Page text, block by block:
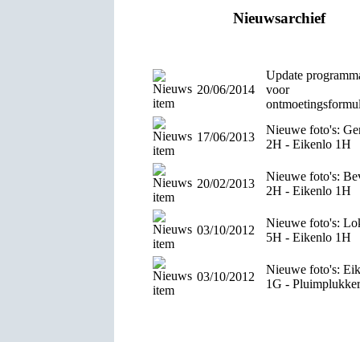
Nieuwsarchief
20/06/2014
Update
voor
17/06/2013
Nieuwe foto's:
2H - Eikenlo 1H
20/02/2013
Nieuwe foto's:
2H - Eikenlo 1H
03/10/2012
Nieuwe foto's:
5H - Eikenlo 1H
03/10/2012
Nieuwe foto's:
1G -